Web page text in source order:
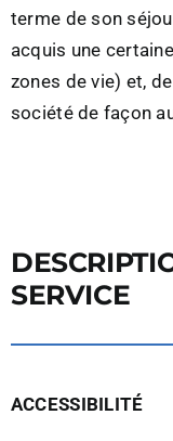
terme de son
acquis une
zones de vie) et,
société de façon
SERVICE
ACCESSIBILITÉ